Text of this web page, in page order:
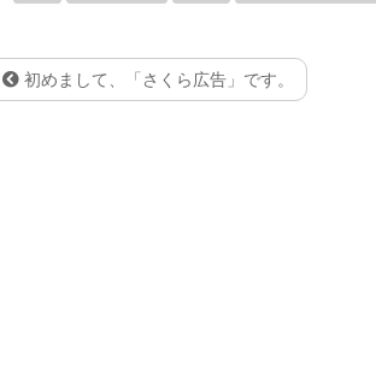
初めまして、「さくら広告」です。